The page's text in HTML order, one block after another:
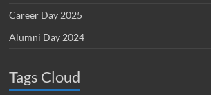
Career Day 2025
Alumni Day 2024
Tags Cloud